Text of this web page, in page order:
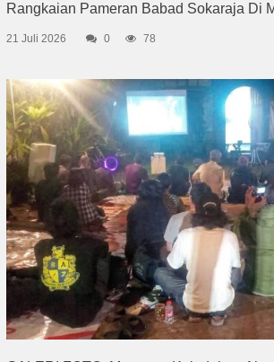
Rangkaian Pameran Babad Sokaraja Di
21 Juli 2026 0 78